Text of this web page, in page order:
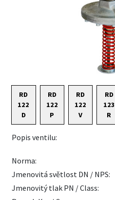
RD
122
D
RD
122
P
RD
122
V
RD
123
R
Popis ventilu:
Norma:
Jmenovitá světlost DN / NPS:
Jmenovitý tlak PN / Class: